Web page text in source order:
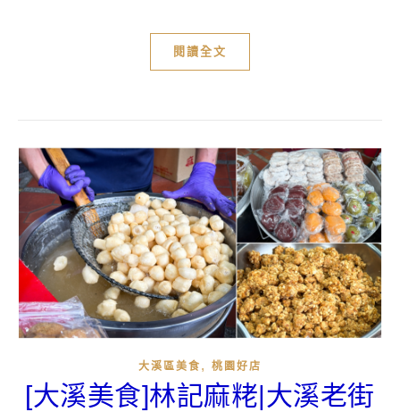
閱讀全文
大溪區美食 , 桃園好店
[大溪美食]林記麻粩|大溪老街